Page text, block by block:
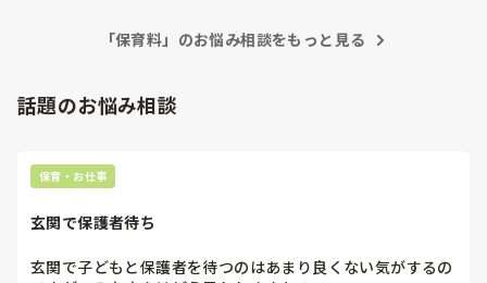
「保育料」のお悩み相談をもっと見る
話題のお悩み相談
保育・お仕事
玄関で保護者待ち
玄関で子どもと保護者を待つのはあまり良くない気がするの